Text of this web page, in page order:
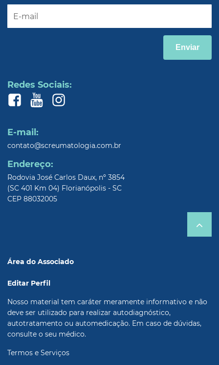
Enviar
Redes Sociais:
E-mail:
contato@screumatologia.com.br
Endereço:
Rodovia José Carlos Daux, nº 3854
(SC 401 Km 04) Florianópolis - SC
CEP 88032005
Área do Associado
Editar Perfil
Nosso material tem caráter meramente informativo e não
deve ser utilizado para realizar autodiagnóstico,
autotratamento ou automedicação. Em caso de dúvidas,
consulte o seu médico.
Termos e Serviços